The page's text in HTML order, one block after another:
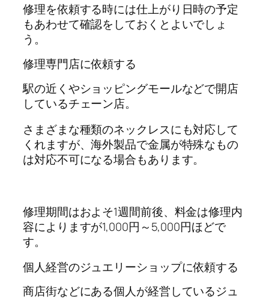
修理を依頼する時には仕上がり日時の予定
もあわせて確認をしておくとよいでしょ
う。
修理専門店に依頼する
駅の近くやショッピングモールなどで開店
しているチェーン店。
さまざまな種類のネックレスにも対応して
くれますが、海外製品で金属が特殊なもの
は対応不可になる場合もあります。
修理期間はおよそ1週間前後、料金は修理内
容によりますが1,000円～5,000円ほどで
す。
個人経営のジュエリーショップに依頼する
商店街などにある個人が経営しているジュ